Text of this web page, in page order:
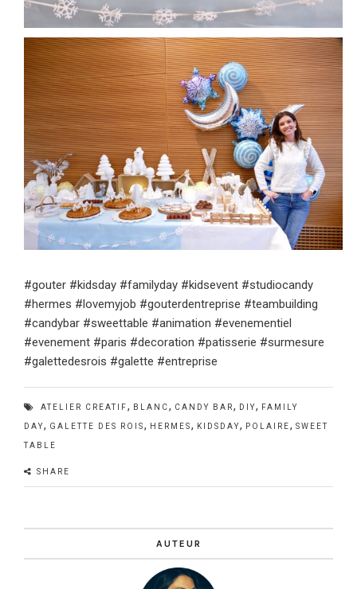
#gouter #kidsday #familyday #kidsevent #studiocandy
#hermes #lovemyjob #gouterdentreprise #teambuilding
#candybar #sweettable #animation #evenementiel
#evenement #paris #decoration #patisserie #surmesure
#galettedesrois #galette #entreprise
ATELIER CREATIF , BLANC, CANDY BAR, DIY, FAMILY
DAY, GALETTE DES ROIS, HERMES, KIDSDAY, POLAIRE, SWEET
TABLE
SHARE
AUTEUR